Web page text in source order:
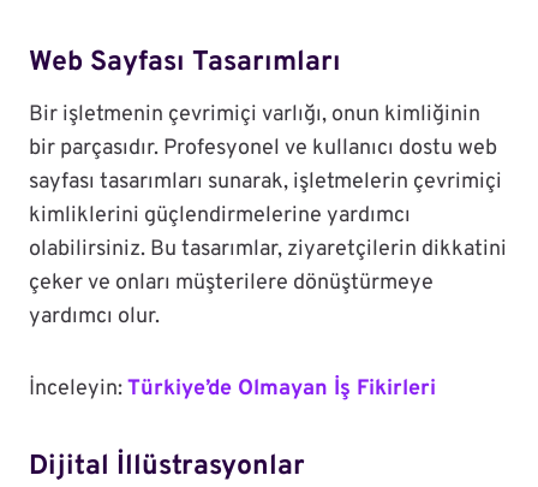
Web Sayfası Tasarımları
Bir işletmenin çevrimiçi varlığı, onun kimliğinin
bir parçasıdır. Profesyonel ve kullanıcı dostu web
sayfası tasarımları sunarak, işletmelerin çevrimiçi
kimliklerini güçlendirmelerine yardımcı
olabilirsiniz. Bu tasarımlar, ziyaretçilerin dikkatini
çeker ve onları müşterilere dönüştürmeye
yardımcı olur.
İnceleyin:Türkiye’de Olmayan İş Fikirleri
Dijital İllüstrasyonlar